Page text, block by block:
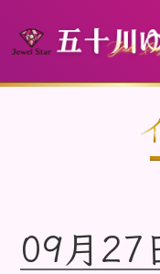
09月27